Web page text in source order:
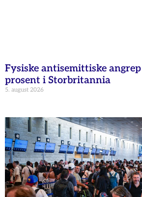
Fysiske antisemittiske
prosent i Storbritannia
5. august 2026